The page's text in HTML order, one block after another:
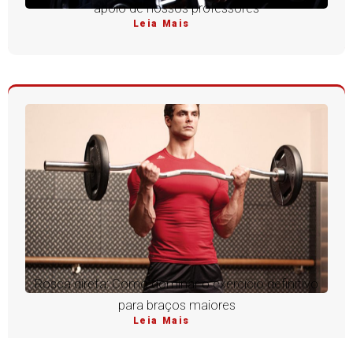
apoio de nossos professores
Leia Mais
Rosca direta: Como dominar o exercício definitivo
para braços maiores
Leia Mais